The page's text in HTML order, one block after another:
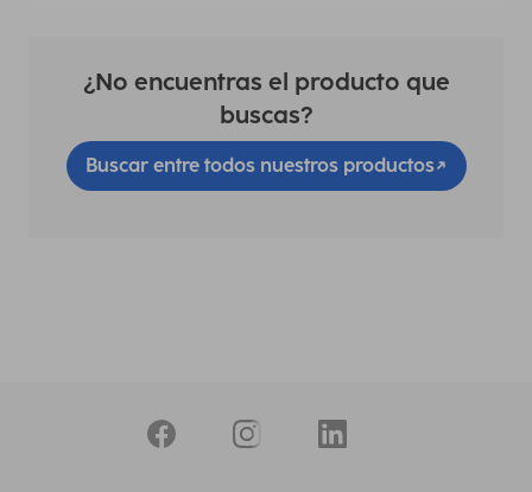
¿No encuentras el producto que
buscas?
Buscar entre todos nuestros productos